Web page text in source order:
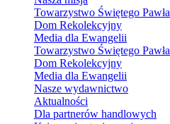
Towarzystwo Świętego Pawła
Dom Rekolekcyjny
Media dla Ewangelii
Towarzystwo Świętego Pawła
Dom Rekolekcyjny
Media dla Ewangelii
Nasze wydawnictwo
Aktualności
Dla partnerów handlowych